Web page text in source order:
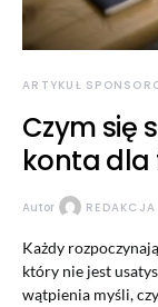
ARTYKUŁ
Czym się
konta dla
Autor
Każdy
który nie jest
wątpienia myśli,